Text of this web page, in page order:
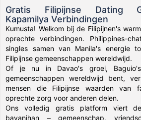
Gratis Filipijnse Dating
Kapamilya Verbindingen
Kumusta! Welkom bij de Filipijnen's
oprechte verbindingen. Philippines-
singles samen van Manila's energie
Filipijnse gemeenschappen wereldwijd.
Of je nu in Davao's groei,
gemeenschappen wereldwijd bent,
mensen die Filipijnse waarden van
oprechte zorg voor anderen delen.
Ons volledig gratis platform viert
bayanihan – gemeenschap,